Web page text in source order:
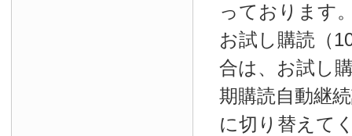
っております
お試し購読（
合は、お試し
期購読自動継
に切り替えて